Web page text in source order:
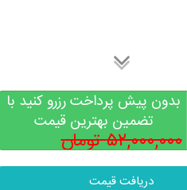
بدون پیش پرداخت رزرو کنید با
تضمین بهترین قیمت
۵۲,۰۰۰,۰۰۰ تومان
۳۸,۰۰۰,۰۰۰تومان
دریافت قیمت